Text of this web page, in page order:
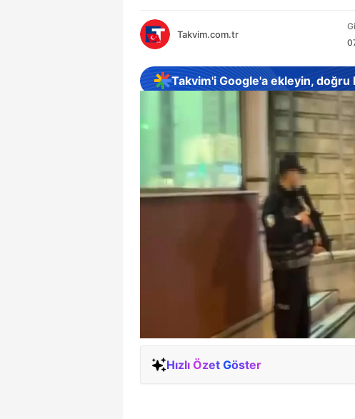
Takvim.com.tr
Takvim'i Google'a ekleyin, doğru
Hızlı Özet Göster